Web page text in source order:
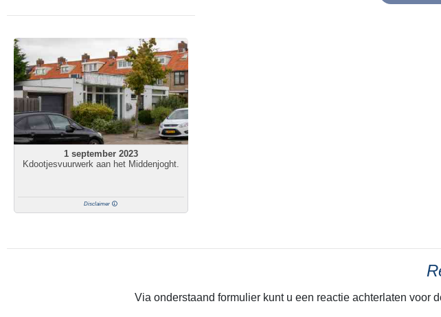
1 september 2023
Kdootjesvuurwerk aan het Middenjoght.
Disclaimer
Via onderstaand formulier kunt u een reactie achterlaten voor